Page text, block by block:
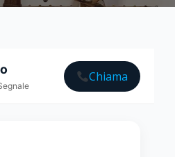
Chiama